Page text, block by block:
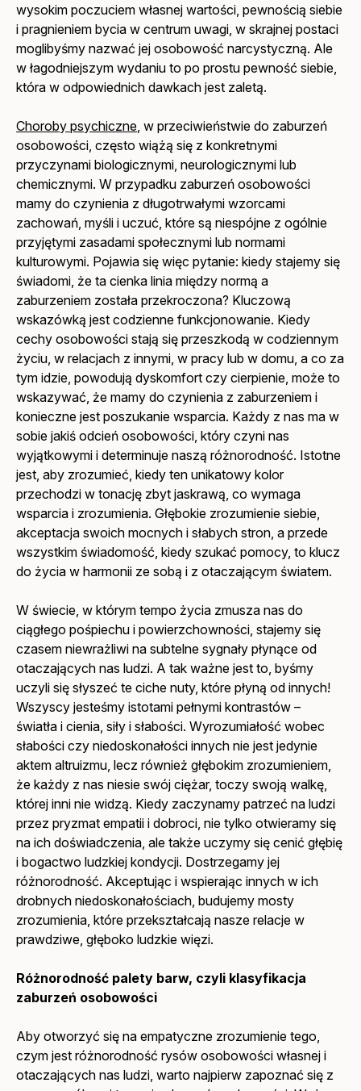
wysokim poczuciem własnej wartości, pewnością siebie
i pragnieniem bycia w centrum uwagi, w skrajnej postaci
moglibyśmy nazwać jej osobowość narcystyczną. Ale
w łagodniejszym wydaniu to po prostu pewność siebie,
która w odpowiednich dawkach jest zaletą.
Choroby psychiczne, w przeciwieństwie do zaburzeń
osobowości, często wiążą się z konkretnymi
przyczynami biologicznymi, neurologicznymi lub
chemicznymi. W przypadku zaburzeń osobowości
mamy do czynienia z długotrwałymi wzorcami
zachowań, myśli i uczuć, które są niespójne z ogólnie
przyjętymi zasadami społecznymi lub normami
kulturowymi. Pojawia się więc pytanie: kiedy stajemy się
świadomi, że ta cienka linia między normą a
zaburzeniem została przekroczona? Kluczową
wskazówką jest codzienne funkcjonowanie. Kiedy
cechy osobowości stają się przeszkodą w codziennym
życiu, w relacjach z innymi, w pracy lub w domu, a co za
tym idzie, powodują dyskomfort czy cierpienie, może to
wskazywać, że mamy do czynienia z zaburzeniem i
konieczne jest poszukanie wsparcia. Każdy z nas ma w
sobie jakiś odcień osobowości, który czyni nas
wyjątkowymi i determinuje naszą różnorodność. Istotne
jest, aby zrozumieć, kiedy ten unikatowy kolor
przechodzi w tonację zbyt jaskrawą, co wymaga
wsparcia i zrozumienia. Głębokie zrozumienie siebie,
akceptacja swoich mocnych i słabych stron, a przede
wszystkim świadomość, kiedy szukać pomocy, to klucz
do życia w harmonii ze sobą i z otaczającym światem.
W świecie, w którym tempo życia zmusza nas do
ciągłego pośpiechu i powierzchowności, stajemy się
czasem niewrażliwi na subtelne sygnały płynące od
otaczających nas ludzi. A tak ważne jest to, byśmy
uczyli się słyszeć te ciche nuty, które płyną od innych!
Wszyscy jesteśmy istotami pełnymi kontrastów –
światła i cienia, siły i słabości. Wyrozumiałość wobec
słabości czy niedoskonałości innych nie jest jedynie
aktem altruizmu, lecz również głębokim zrozumieniem,
że każdy z nas niesie swój ciężar, toczy swoją walkę,
której inni nie widzą. Kiedy zaczynamy patrzeć na ludzi
przez pryzmat empatii i dobroci, nie tylko otwieramy się
na ich doświadczenia, ale także uczymy się cenić głębię
i bogactwo ludzkiej kondycji. Dostrzegamy jej
różnorodność. Akceptując i wspierając innych w ich
drobnych niedoskonałościach, budujemy mosty
zrozumienia, które przekształcają nasze relacje w
prawdziwe, głęboko ludzkie więzi.
Różnorodność palety barw, czyli klasyfikacja
zaburzeń osobowości
Aby otworzyć się na empatyczne zrozumienie tego,
czym jest różnorodność rysów osobowości własnej i
otaczających nas ludzi, warto najpierw zapoznać się z